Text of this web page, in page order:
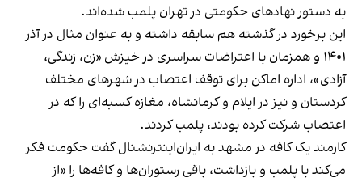
به دستور نهادهای حکومتی در تهران پلمب شده‌اند.
این برخورد در گذشته هم سابقه داشته و به عنوان مثال در آذر
۱۴۰۱ و همزمان با اعتراضات سراسری در خیزش «زن، زندگی،
آزادی»، اداره اماکن برای توقف اعتصاب در شهرهای مختلف
کردستان و نیز در ایلام و کرمانشاه، مغازه کسبه‌ای را که در
اعتصاب شرکت کرده بودند، پلمب کردند.
کارمند یک کافه در مشهد به ایران‌اینترنشنال گفت حکومت فکر
می‌کند با پلمب و بازداشت، باقی رستوران‌ها و کافه‌ها را «از